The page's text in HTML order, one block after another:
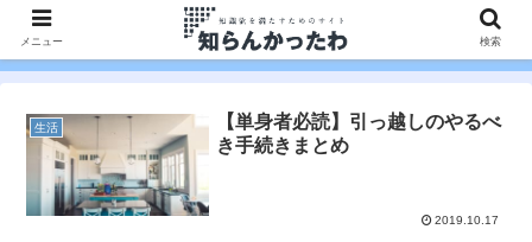
生活
【単身者必読】引っ越しのやるべ
き手続きまとめ
2019.10.17
メニュー 検索